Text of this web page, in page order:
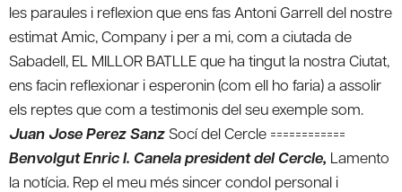
les paraules i reflexion que ens fas Antoni Garrell del nostre
estimat Amic, Company i per a mi, com a ciutada de
Sabadell, EL MILLOR BATLLE que ha tingut la nostra Ciutat,
ens facin reflexionar i esperonin (com ell ho faria) a assolir
els reptes que com a testimonis del seu exemple som.
Juan Jose Perez SanzSocí del Cercle ============
Benvolgut Enric I. Canela president del Cercle, Lamento
la notícia. Rep el meu més sincer condol personal i